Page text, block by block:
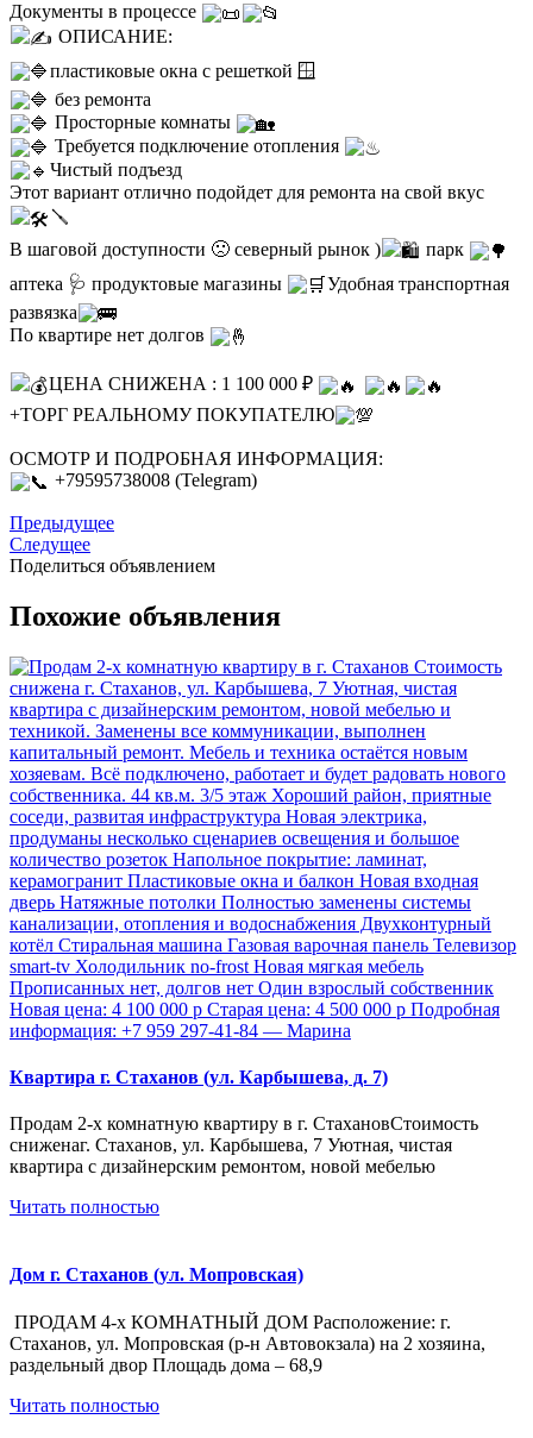
Документы в процессе
ОПИСАНИЕ:
пластиковые окна с решеткой 🪟
без ремонта
Просторные комнаты
Требуется подключение отопления
Чистый подъезд
Этот вариант отлично подойдет для ремонта на свой вкус
🪛
В шаговой доступности 🙁 северный рынок )
парк
аптека 🩺 продуктовые магазины
Удобная транспортная
развязка
По квартире нет долгов
ЦЕНА СНИЖЕНА : 1 100 000 ₽
+ТОРГ РЕАЛЬНОМУ ПОКУПАТЕЛЮ
ОСМОТР И ПОДРОБНАЯ ИНФОРМАЦИЯ:
+79595738008 (Telegram)
Предыдущее
Следущее
Поделиться объявлением
Похожие объявления
Квартира г. Стаханов (ул. Карбышева, д. 7)
Продам 2-х комнатную квартиру в г. СтахановСтоимость
сниженаг. Стаханов, ул. Карбышева, 7 Уютная, чистая
квартира с дизайнерским ремонтом, новой мебелью
Читать полностью
Дом г. Стаханов (ул. Мопровская)
ПРОДАМ 4-х КОМНАТНЫЙ ДОМ Расположение: г.
Стаханов, ул. Мопровская (р-н Автовокзала) на 2 хозяина,
раздельный двор Площадь дома – 68,9
Читать полностью